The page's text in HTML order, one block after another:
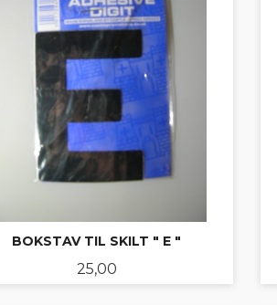
BOKSTAV TIL SKILT " E "
Pris
25,00